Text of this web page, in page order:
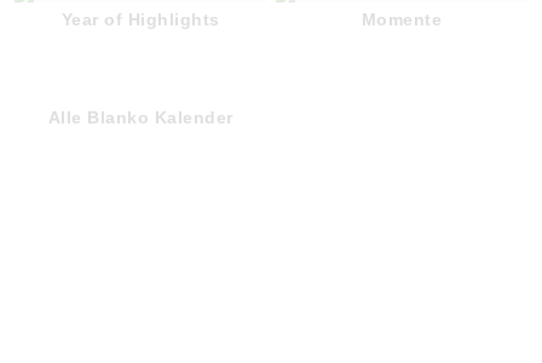
Year of Highlights Momente
Alle Blanko Kalender